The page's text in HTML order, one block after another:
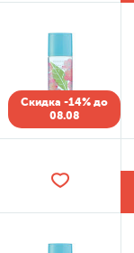
Скидка -14% до
08.08